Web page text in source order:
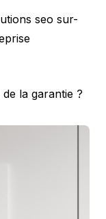
seo sur-
la garantie ?